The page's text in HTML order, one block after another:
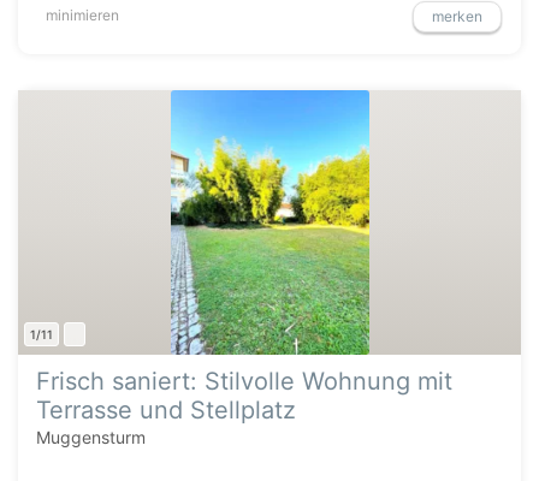
minimieren merken
1/11
Frisch saniert: Stilvolle Wohnung mit
Terrasse und Stellplatz
Muggensturm